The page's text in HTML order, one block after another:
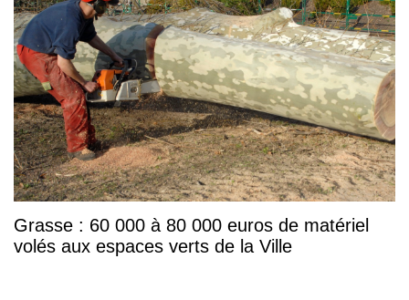
Grasse : 60 000 à 80 000 euros de matériel
volés aux espaces verts de la Ville